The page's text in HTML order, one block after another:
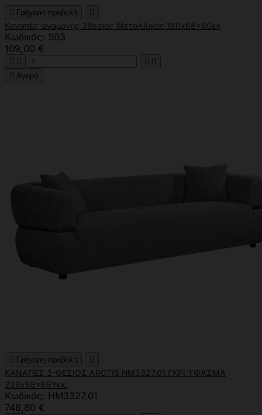
 Γρήγορη προβολή 
Καναπές αναμονής 3θέσιος Μεταλλικός 180x68x80εκ
Κωδικός: S03
109,00 €
   
 Αγορά
 Γρήγορη προβολή 
ΚΑΝΑΠΕΣ 3-ΘΕΣΙΟΣ ARCTIS HM3327.01 ΓΚΡΙ ΥΦΑΣΜΑ
229x88x68Υεκ.
Κωδικός: HM3327.01
748,80 €